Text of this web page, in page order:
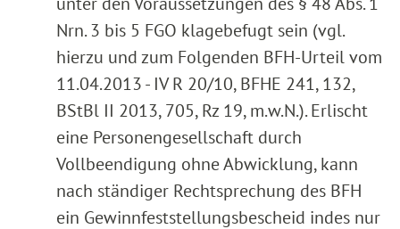
Nrn. 3 bis 5 FGO klagebefugt sein (vgl.
hierzu und zum Folgenden BFH-Urteil vom
11.04.2013 - IV R 20/10, BFHE 241, 132,
BStBl II 2013, 705, Rz 19, m.w.N.). Erlischt
eine Personengesellschaft durch
Vollbeendigung ohne Abwicklung, kann
nach ständiger Rechtsprechung des BFH
ein Gewinnfeststellungsbescheid indes nur